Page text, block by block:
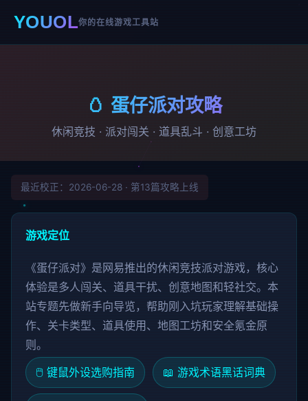
YOUOL你的在线游戏工具站
🥚 蛋仔派对攻略
休闲竞技 · 派对闯关 · 道具乱斗 · 创意工坊
最近校正：2026-06-28 · 第13篇攻略上线
游戏定位
《蛋仔派对》是网易推出的休闲竞技派对游戏，核心
体验是多人闯关、道具干扰、创意地图和轻社交。本
站专题先做新手向导览，帮助刚入坑玩家理解基础操
作、关卡类型、道具使用、地图工坊和安全氪金原
则。
🖱️ 键鼠外设选购指南
📖 游戏术语黑话词典